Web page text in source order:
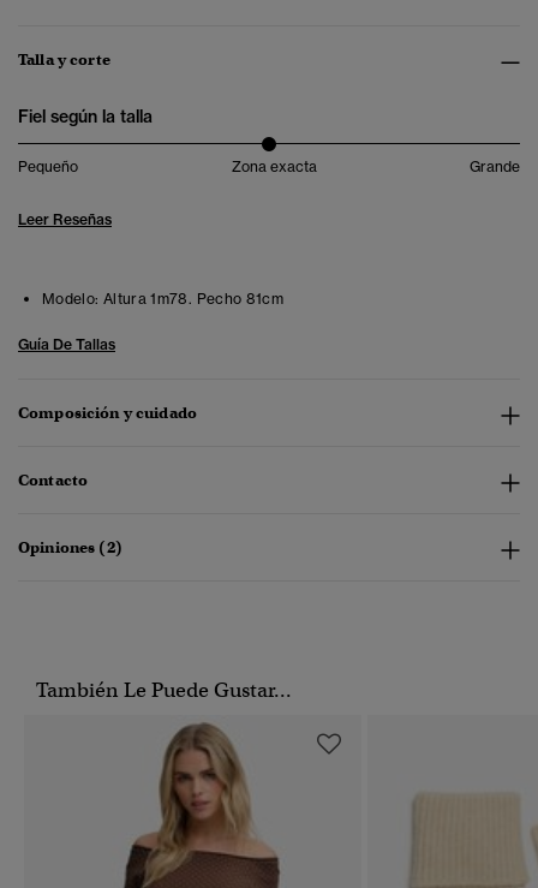
Talla y corte
Fiel según la talla
Pequeño Zona exacta Grande
Leer Reseñas
Modelo: Altura 1m78. Pecho 81cm
Guía De Tallas
Composición y cuidado
Contacto
Opiniones (2)
También Le Puede Gustar...